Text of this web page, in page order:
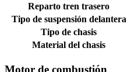
Reparto tren trasero
Tipo de suspensión delantera
Tipo de chasis
Material del chasis
Motor de combustión